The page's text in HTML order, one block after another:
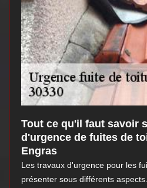
Tout ce qu'il faut savoir
d'urgence de fuites de
Engras
Les travaux d'urgence pour les
présenter sous différents